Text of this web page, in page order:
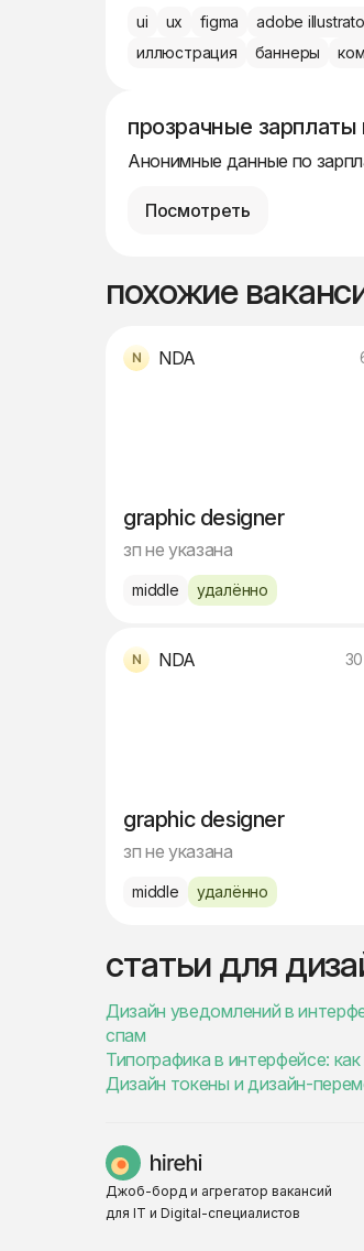
ui ux figma adobe
иллюстрация
баннеры
прозрачные зарплаты
Анонимные данные по
Посмотреть
похожие
NDA
graphic designer
зп не указана
middle удалённо
NDA
graphic designer
зп не указана
middle удалённо
статьи для
Дизайн уведомлений в
спам
Типографика в интерфейсе:
Дизайн токены и дизайн-
Джоб-борд и агрегатор вакансий
для IT и Digital-специалистов